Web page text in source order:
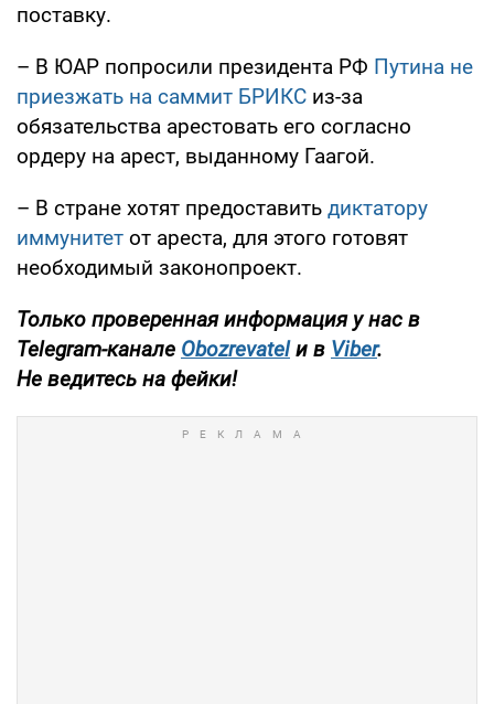
поставку.
– В ЮАР попросили президента РФ Путина не
приезжать на саммит БРИКС из-за
обязательства арестовать его согласно
ордеру на арест, выданному Гаагой.
– В стране хотят предоставить диктатору
иммунитет от ареста, для этого готовят
необходимый законопроект.
Только проверенная информация у нас в
Telegram-канале Obozrevatel и в Viber.
Не ведитесь на фейки!